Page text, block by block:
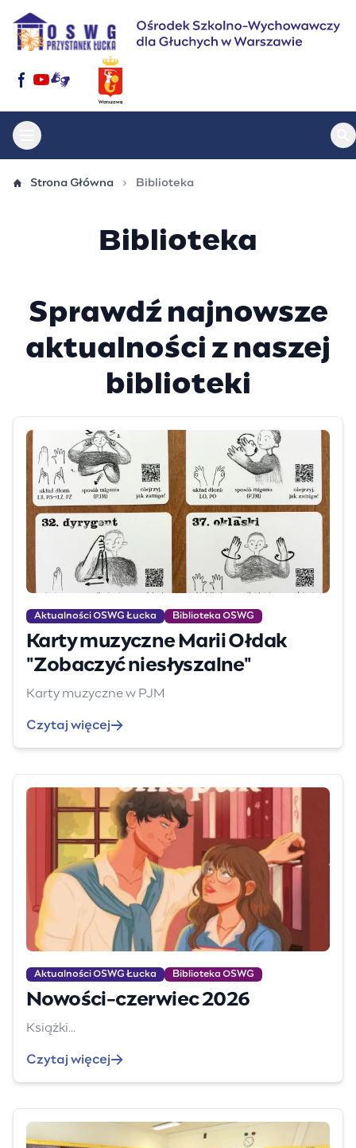
treści
Otwórz menu główne
Strona Główna Biblioteka
Biblioteka
Sprawdź najnowsze
aktualności z naszej
biblioteki
Aktualności OSWG Łucka Biblioteka OSWG
Karty muzyczne Marii Ołdak
"Zobaczyć niesłyszalne"
Karty muzyczne w PJM
Czytaj więcej
Aktualności OSWG Łucka Biblioteka OSWG
Nowości-czerwiec 2026
Książki...
Czytaj więcej